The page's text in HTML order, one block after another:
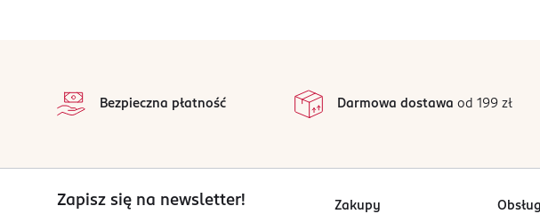
Bezpieczna płatność Darmowa dostawa od 199 zł
Zapisz się na newsletter! Zakupy